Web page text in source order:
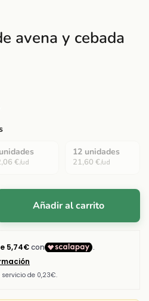
avena y cebada
€/ud
12 unidades
21,60 €/ud
Añadir al carrito